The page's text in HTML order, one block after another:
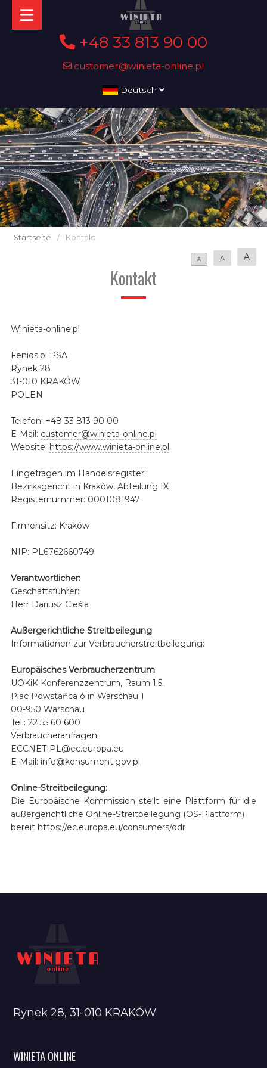
+48 33 813 90 00
customer@winieta-online.pl
Deutsch
Startseite / Kontakt
A A A
Kontakt
Winieta-online.pl
Feniqs.pl PSA
Rynek 28
31-010 KRAKÓW
POLEN
Telefon: +48 33 813 90 00
E-Mail: customer@winieta-online.pl
Website: https://www.winieta-online.pl
Eingetragen im Handelsregister:
Bezirksgericht in Kraków, Abteilung IX
Registernummer: 0001081947
Firmensitz: Kraków
NIP: PL6762660749
Verantwortlicher:
Geschäftsführer:
Herr Dariusz Cieśla
Außergerichtliche Streitbeilegung
Informationen zur Verbraucherstreitbeilegung:
Europäisches Verbraucherzentrum
UOKiK Konferenzzentrum, Raum 1.5.
Plac Powstańca ó in Warschau 1
00-950 Warschau
Tel.: 22 55 60 600
Verbraucheranfragen:
ECCNET-PL@ec.europa.eu
E-Mail: info@konsument.gov.pl
Online-Streitbeilegung:
Die Europäische Kommission stellt eine Plattform für die
außergerichtliche Online-Streitbeilegung (OS-Plattform)
bereit https://ec.europa.eu/consumers/odr
Rynek 28, 31-010 KRAKÓW
WINIETA ONLINE